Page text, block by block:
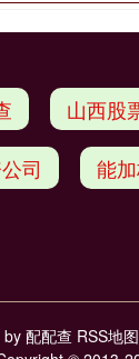
山西股
司 能
by 配配查 RSS地图